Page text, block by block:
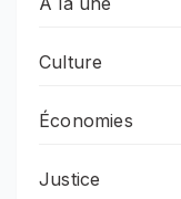
Culture
Économies
Justice